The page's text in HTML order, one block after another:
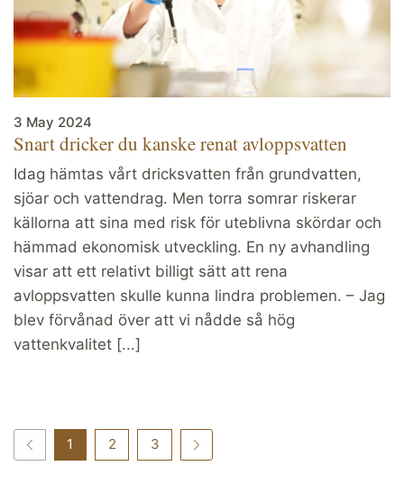
3 May 2024
Snart dricker du kanske renat avloppsvatten
Idag hämtas vårt dricksvatten från grundvatten,
sjöar och vattendrag. Men torra somrar riskerar
källorna att sina med risk för uteblivna skördar och
hämmad ekonomisk utveckling. En ny avhandling
visar att ett relativt billigt sätt att rena
avloppsvatten skulle kunna lindra problemen. – Jag
blev förvånad över att vi nådde så hög
vattenkvalitet [...]
1 2 3